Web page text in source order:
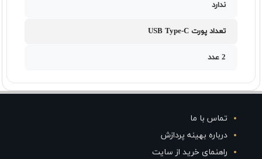
ندارد
تعداد پورت USB Type-C
2 عدد
تماس با ما
درباره بهینه پردازش
راهنمای خرید از سایت